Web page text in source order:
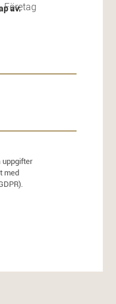
av:
Företag
uppgifter
med